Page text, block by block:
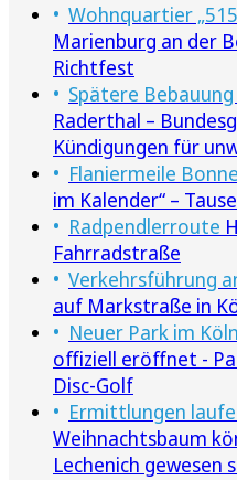
Wohnquartier
Marienburg an der
Richtfest
Spätere
Raderthal –
Kündigungen für
Flaniermeile
im Kalender“ –
Radpendlerroute
Fahrradstraße
Verkehrsführung
auf Markstraße in
Neuer Park im
offiziell eröffnet -
Disc-Golf
Ermittlungen
Weihnachtsbaum
Lechenich gewesen